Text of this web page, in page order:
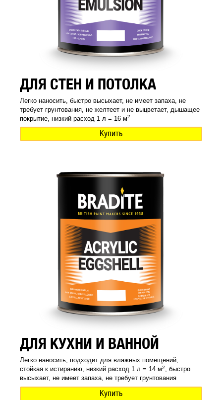
ДЛЯ СТЕН И ПОТОЛКА
Легко наносить, быстро высыхает, не имеет запаха, не
требует грунтования, не желтеет и не выцветает, дышащее
покрытие, низкий расход 1 л = 16 м2
Купить
ДЛЯ КУХНИ И ВАННОЙ
Легко наносить, подходит для влажных помещений,
стойкая к истиранию, низкий расход 1 л = 14 м2, быстро
высыхает, не имеет запаха, не требует грунтования
Купить